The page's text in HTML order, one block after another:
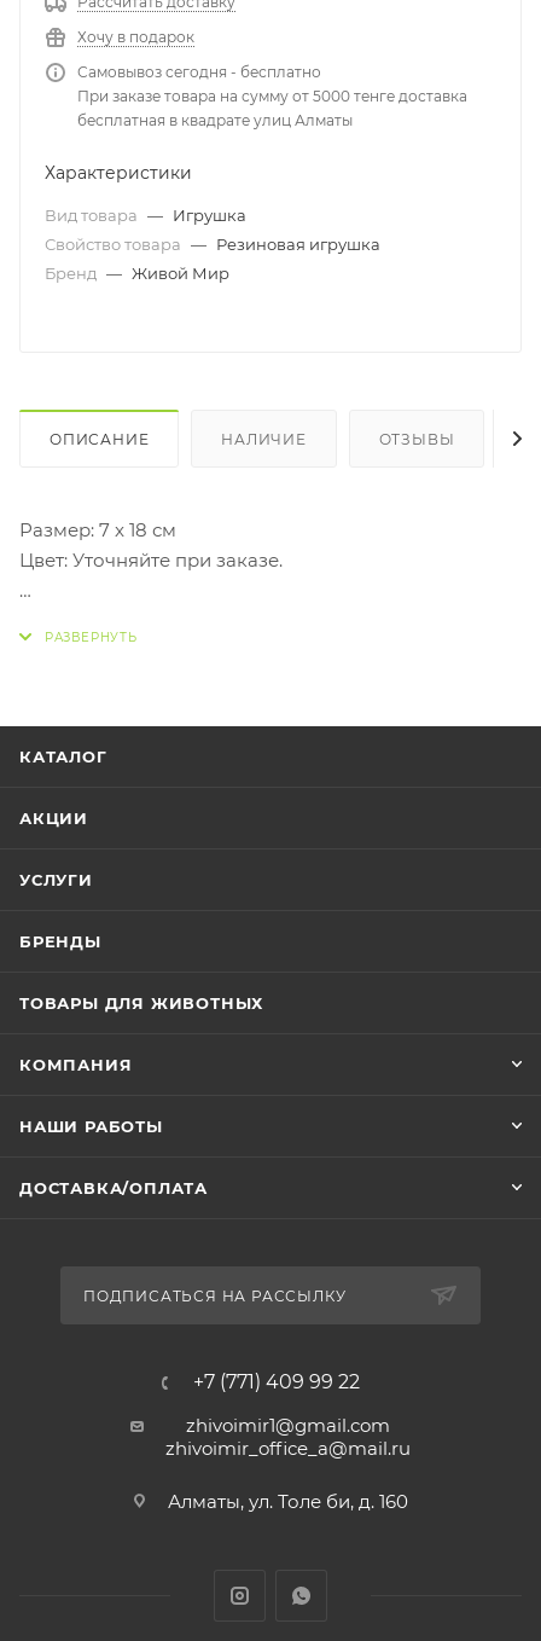
Хочу в подарок
Самовывоз сегодня - бесплатно
При заказе товара на сумму от 5000 тенге доставка
бесплатная в квадрате улиц Алматы
Характеристики
Вид товара — Игрушка
Свойство товара — Резиновая игрушка
Бренд — Живой Мир
ОПИСАНИЕ НАЛИЧИЕ ОТЗЫВЫ
Размер: 7 x 18 см
Цвет: Уточняйте при заказе.
внутри.
собак, он не станет грызть мебель или обувь.
КАТАЛОГ
АКЦИИ
УСЛУГИ
БРЕНДЫ
ТОВАРЫ ДЛЯ ЖИВОТНЫХ
КОМПАНИЯ
НАШИ РАБОТЫ
ДОСТАВКА/ОПЛАТА
ПОДПИСАТЬСЯ НА РАССЫЛКУ
+7 (771) 409 99 22
zhivoimir1@gmail.com
zhivoimir_office_a@mail.ru
Алматы, ул. Толе би, д. 160